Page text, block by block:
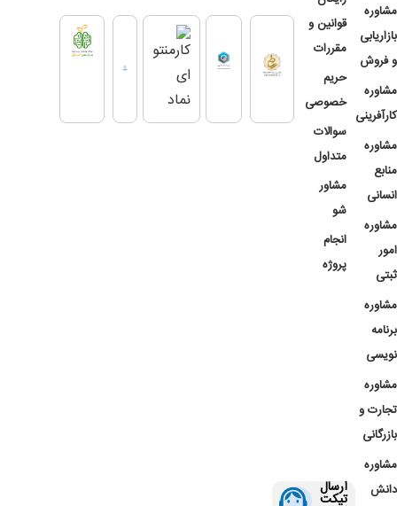
مشاوره
بازاریابی
و فروش
مشاوره
کارآفرینی
مشاوره
منابع
انسانی
مشاوره
امور
ثبتی
مشاوره
برنامه
نویسی
مشاوره
تجارت و
بازرگانی
مشاوره
دانش
قوانین و
مقررات
حریم
خصوصی
سوالات
متداول
مشاور
شو
انجام
پروژه
ارسال
تیکت